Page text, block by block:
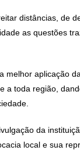
distâncias, de
as questões
melhor aplicação
a toda região,
da
local e sua